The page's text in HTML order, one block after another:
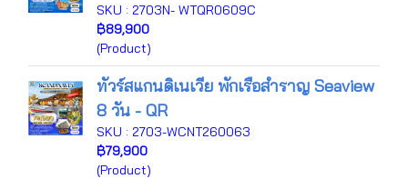
SKU : 2703N- WTQR0609C
฿89,900
(Product)
ทัวร์สแกนดิเนเวีย พักเรือสำราญ Seaview
8 วัน - QR
SKU : 2703-WCNT260063
฿79,900
(Product)